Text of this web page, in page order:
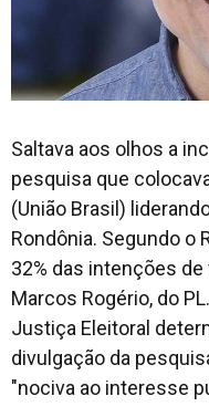
Saltava aos olhos a
pesquisa que
(União Brasil)
Rondônia. Segundo o
32% das intenções
Marcos Rogério, do
Justiça Eleitoral
divulgação da
"nociva ao interesse